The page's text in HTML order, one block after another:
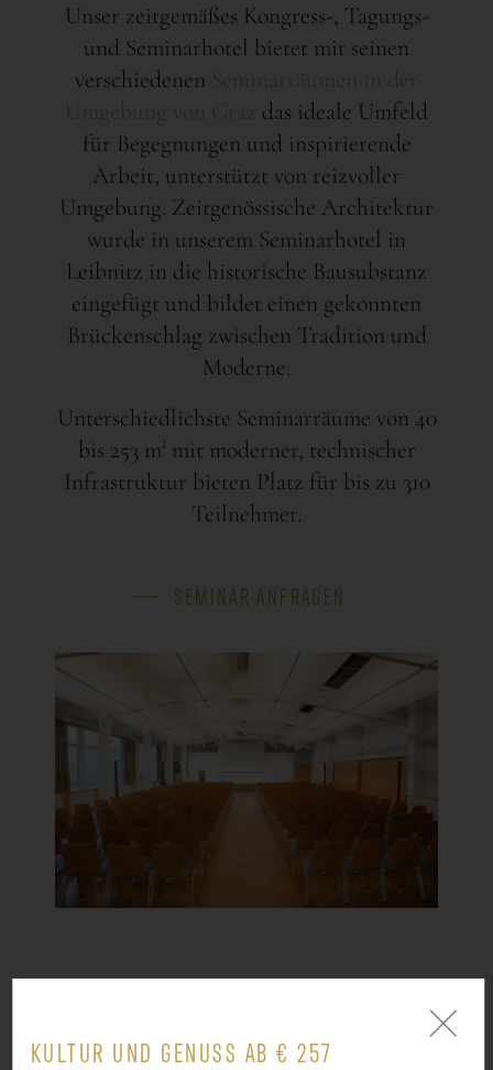
Unser zeitgemäßes Kongress-, Tagungs-
und Seminarhotel bietet mit seinen
verschiedenen Seminarräumen in der
Umgebung von Graz das ideale Umfeld
für Begegnungen und inspirierende
Arbeit, unterstützt von reizvoller
Umgebung. Zeitgenössische Architektur
wurde in unserem Seminarhotel in
Leibnitz in die historische Bausubstanz
eingefügt und bildet einen gekonnten
Brückenschlag zwischen Tradition und
Moderne.
Unterschiedlichste Seminarräume von 40
bis 253 m² mit moderner, technischer
Infrastruktur bieten Platz für bis zu 310
Teilnehmer.
SEMINAR ANFRAGEN
DAS WESENTLICHE.
KULTUR UND GENUSS AB € 257